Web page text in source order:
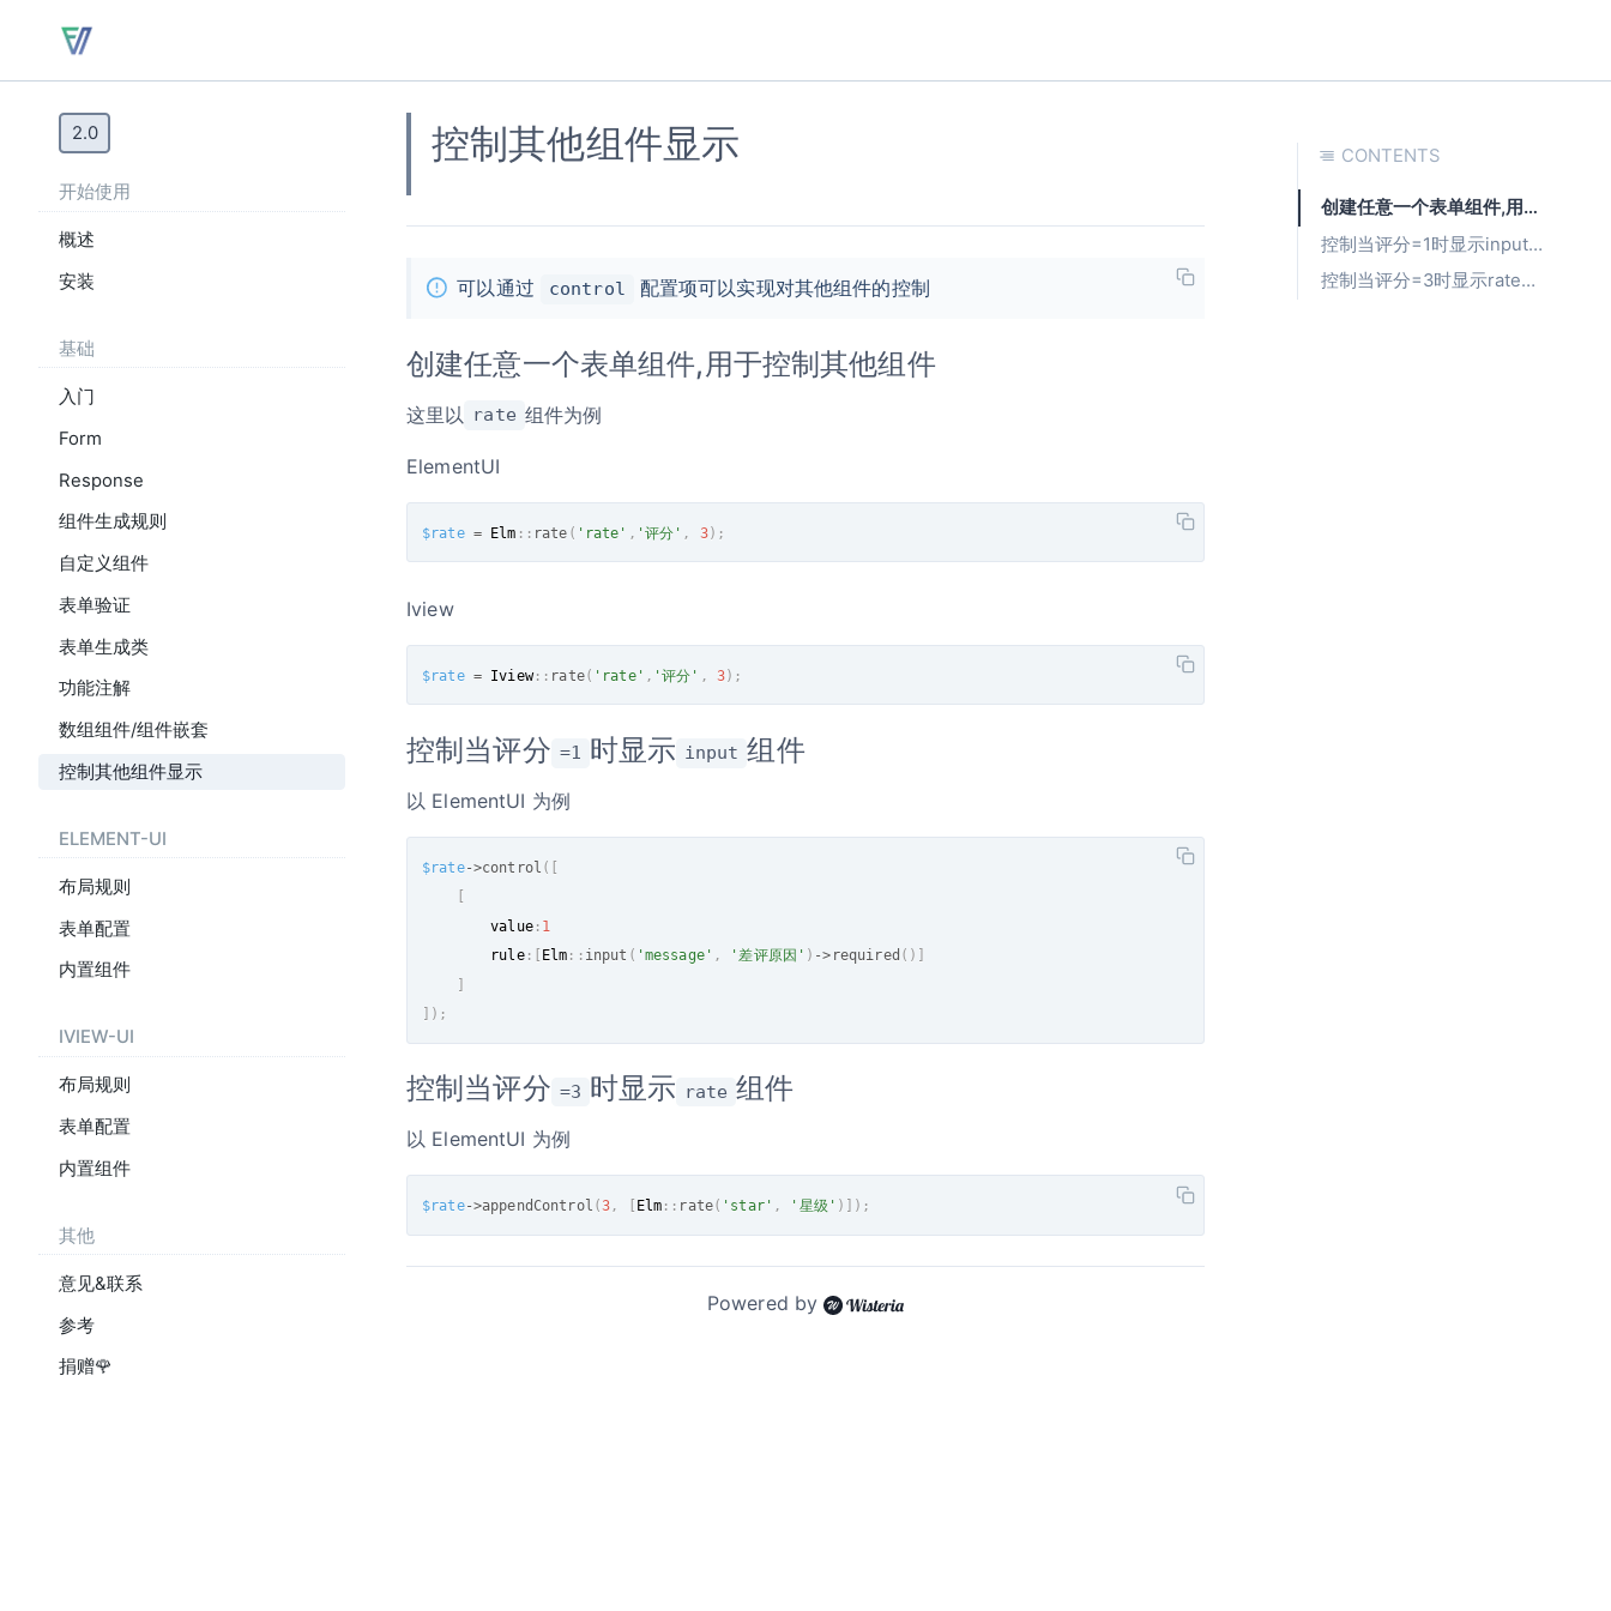
2.0
开始使用
概述
安装
基础
入门
Form
Response
组件生成规则
自定义组件
表单验证
表单生成类
功能注解
数组组件/组件嵌套
控制其他组件显示
ELEMENT-UI
布局规则
表单配置
内置组件
IVIEW-UI
布局规则
表单配置
内置组件
其他
意见&联系
参考
捐赠🌹
控制其他组件显示
可以通过 control 配置项可以实现对其他组件的控制
创建任意一个表单组件,用于控制其他组件
这里以 rate 组件为例
ElementUI
$rate = Elm : : rate ( 'rate' , '评分' , 3) ;
Iview
$rate = Iview: : rate( 'rate' , '评分' , 3) ;
控制当评分 =1 时显示 input 组件
以 ElementUI 为例
$rate->control ( [
[
        value
: 1
        rule
: [ Elm : : input ( 'message' , '差评原因' ) -> required ( ) ]
]
] ) ;
控制当评分 =3 时显示 rate 组件
以 ElementUI 为例
$rate->appendControl (3 , [ Elm : : rate( 'star' , '星级' ) ] ) ;
Powered by
CONTENTS
创建任意一个表单组件,用于控制其他组件
控制当评分=1时显示input组件
控制当评分=3时显示rate组件